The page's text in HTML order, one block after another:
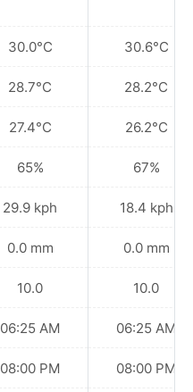
30.0°C
28.7°C
27.4°C
65%
29.9 kph
0.0 mm
10.0
06:25 AM
08:00 PM
30.6°C
28.2°C
26.2°C
67%
18.4 kph
0.0 mm
10.0
06:25 AM
08:00 PM